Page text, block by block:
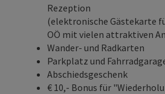
Rezeption
(elektronische Gästekarte
OÖ mit vielen attraktiven
Wander- und Radkarten
Parkplatz und
Abschiedsgeschenk
€ 10,- Bonus für